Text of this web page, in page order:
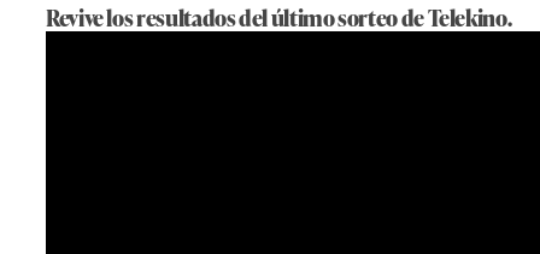
Revive los resultados del último sorteo de Telekino.